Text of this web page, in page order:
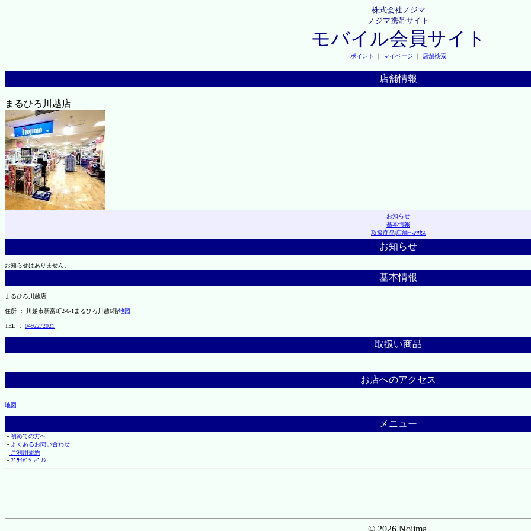
株式会社ノジマ
ノジマ携帯サイト
モバイル会員サイト
ポイント ｜ マイページ ｜ 店舗検索
店舗情報
まるひろ川越店
お知らせ
基本情報
取扱商品|店舗へｱｸｾｽ
お知らせ
お知らせはありません。
基本情報
まるひろ川越店
住所 ： 川越市新富町2-6-1まるひろ川越6階地図
TEL ： 0492272021
取扱い商品
お店へのアクセス
地図
メニュー
├初めての方へ
├ よくあるお問い合わせ
├ご利用規約
└ﾌﾟﾗｲﾊﾞｼｰﾎﾟﾘｼｰ
© 2026 Nojima.